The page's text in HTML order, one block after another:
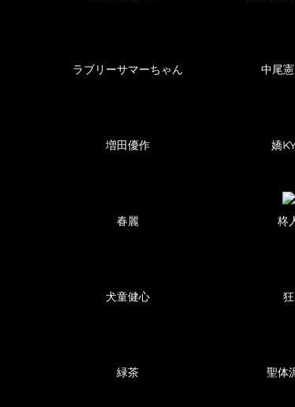
ラブリーサマーちゃん 中尾
増田優作 嬌
春麗 柊
犬童健心 狂
緑茶 聖体